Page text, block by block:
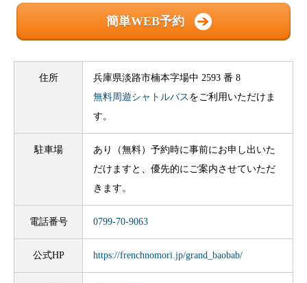
簡単WEB予約
住所
兵庫県淡路市楠本字場中 2593 番 8
無料周遊シャトルバス をご利用いただけま
す。
駐車場
あり（無料）予約時に事前にお申し出いた
だけますと、優先的にご案内させていただ
きます。
電話番号 0799-70-9063
公式HP https://frenchnomori.jp/grand_baobab/